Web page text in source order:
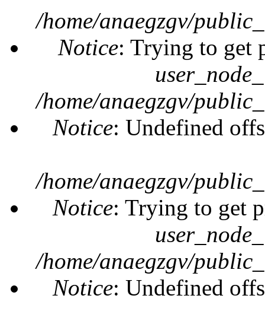
/home/anaegzgv/
Notice: Trying to get
/home/anaegzgv/
Notice: Undefined
/home/anaegzgv/
Notice: Trying to get
/home/anaegzgv/
Notice: Undefined